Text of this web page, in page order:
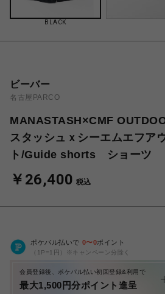
BLACK
ビーバー
名古屋PARCO
MANASTASH×CMF
スタッシュｘシーエムエフア
ト/Guide shorts ショーツ
￥26,400 税込
ポケパル払いで 0〜0ポイント
（1P=1円）※キャンペーン分除く
会員登録後、ポケパル払い初回登録&利用で
最大1,500円分ポイント進呈